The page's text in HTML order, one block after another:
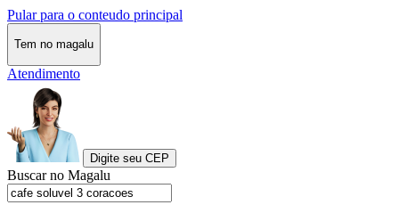
Pular para o conteudo principal
Tem no magalu
Atendimento
Digite seu CEP
Buscar no Magalu